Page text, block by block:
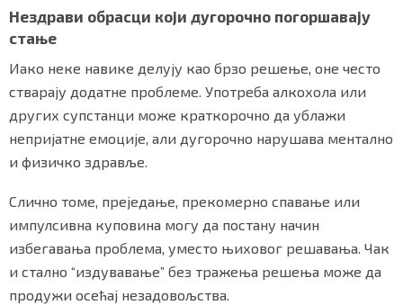
Нездрави обрасци који дугорочно погоршавају
стање
Иако неке навике делују као брзо решење, оне често
стварају додатне проблеме. Употреба алкохола или
других супстанци може краткорочно да ублажи
непријатне емоције, али дугорочно нарушава ментално
и физичко здравље.
Слично томе, преједање, прекомерно спавање или
импулсивна куповина могу да постану начин
избегавања проблема, уместо њиховог решавања. Чак
и стално “издувавање” без тражења решења може да
продужи осећај незадовољства.